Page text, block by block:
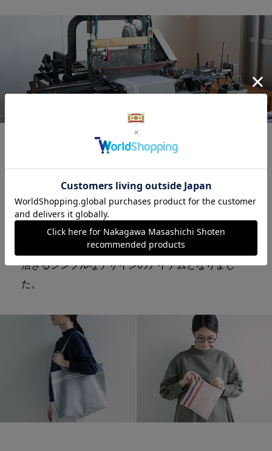
会津で愛されてきた自然由来の色合いを、暮らしに
取り入れやすく表現しました。ブランドデビューの
第一弾は、「よもぎ、くるみ、あい、きはだ、ぎん
ねず」の計５色をご用意。由来ある色に加え、縞が
活きるシンプルなデザインのアイテムとなりまし
た。